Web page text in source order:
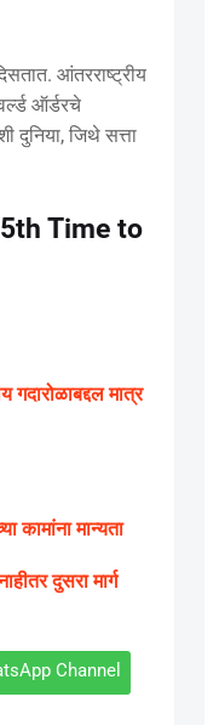
आंतरराष्ट्रीय
ऑर्डरचे
जिथे सत्ता
Time to
मात्र
कामांना मान्यता
दुसरा मार्ग
Channel